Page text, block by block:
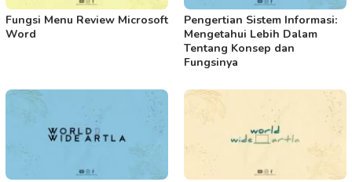
Fungsi Menu Review Microsoft
Word
Pengertian Sistem Informasi:
Mengetahui Lebih Dalam
Tentang Konsep dan
Fungsinya